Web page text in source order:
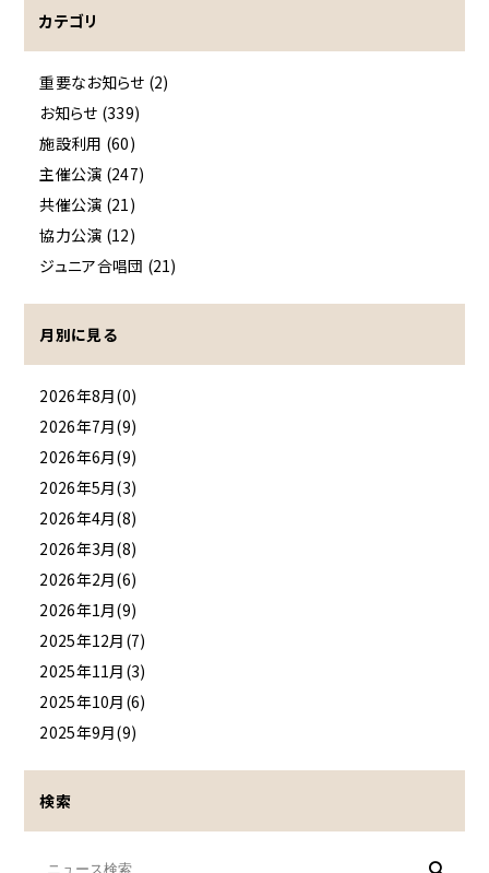
カテゴリ
重要なお知らせ (2)
お知らせ (339)
施設利用 (60)
主催公演 (247)
共催公演 (21)
協力公演 (12)
ジュニア合唱団 (21)
月別に見る
2026年8月(0)
2026年7月(9)
2026年6月(9)
2026年5月(3)
2026年4月(8)
2026年3月(8)
2026年2月(6)
2026年1月(9)
2025年12月(7)
2025年11月(3)
2025年10月(6)
2025年9月(9)
検索